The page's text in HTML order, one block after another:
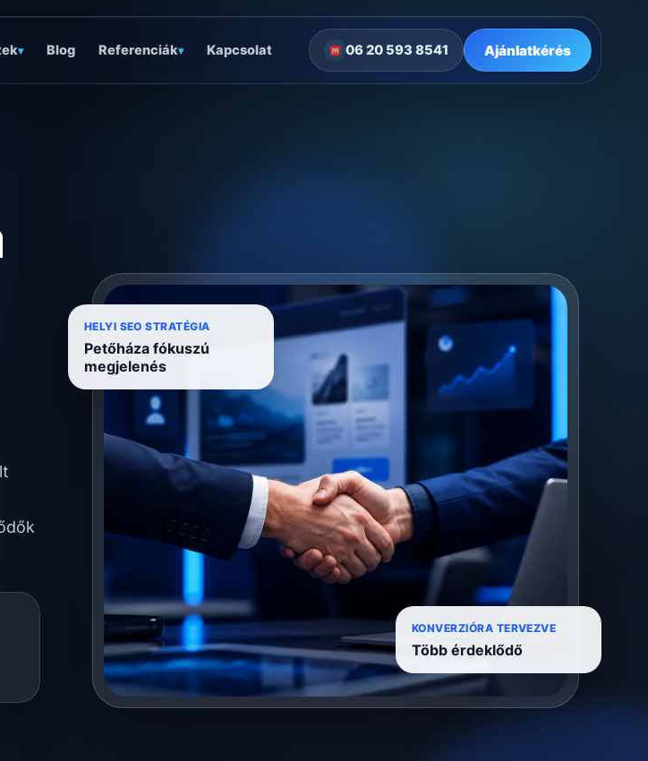
▾ Blog Referenciák▾ Kapcsolat ☎ 06 20 593 8541 Ajánlatkérés
HELYI SEO STRATÉGIA
Petőháza fókuszú
megjelenés
KONVERZIÓRA TERVEZVE
Több érdeklődő